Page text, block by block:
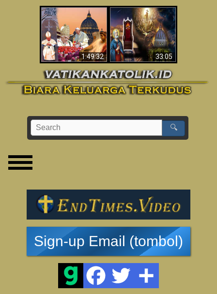
1:49:32
Wahyu di Vatikan
Sekarang
33:05
Apakah Alkitab
Memprediksikan 70
Tahun Tanpa
Seorang Paus?
🔍
Sign-up Email (tombol)